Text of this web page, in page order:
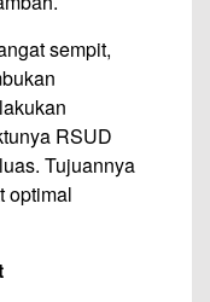
sempit,
RSUD
Tujuannya
optimal